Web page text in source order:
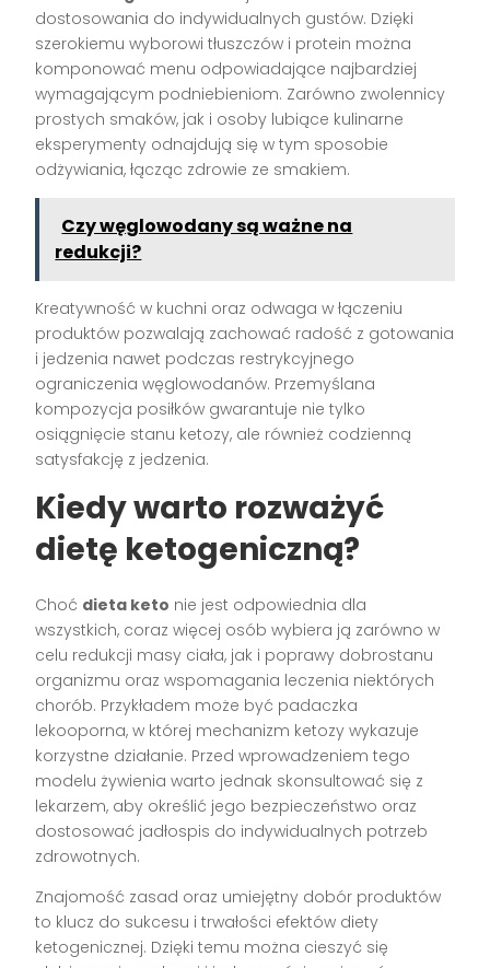
dostosowania do indywidualnych gustów. Dzięki
szerokiemu wyborowi tłuszczów i protein można
komponować menu odpowiadające najbardziej
wymagającym podniebieniom. Zarówno zwolennicy
prostych smaków, jak i osoby lubiące kulinarne
eksperymenty odnajdują się w tym sposobie
odżywiania, łącząc zdrowie ze smakiem.
Czy węglowodany są ważne na
redukcji?
Kreatywność w kuchni oraz odwaga w łączeniu
produktów pozwalają zachować radość z gotowania
i jedzenia nawet podczas restrykcyjnego
ograniczenia węglowodanów. Przemyślana
kompozycja posiłków gwarantuje nie tylko
osiągnięcie stanu ketozy, ale również codzienną
satysfakcję z jedzenia.
Kiedy warto rozważyć
dietę ketogeniczną?
Choć dieta keto nie jest odpowiednia dla
wszystkich, coraz więcej osób wybiera ją zarówno w
celu redukcji masy ciała, jak i poprawy dobrostanu
organizmu oraz wspomagania leczenia niektórych
chorób. Przykładem może być padaczka
lekooporna, w której mechanizm ketozy wykazuje
korzystne działanie. Przed wprowadzeniem tego
modelu żywienia warto jednak skonsultować się z
lekarzem, aby określić jego bezpieczeństwo oraz
dostosować jadłospis do indywidualnych potrzeb
zdrowotnych.
Znajomość zasad oraz umiejętny dobór produktów
to klucz do sukcesu i trwałości efektów diety
ketogenicznej. Dzięki temu można cieszyć się